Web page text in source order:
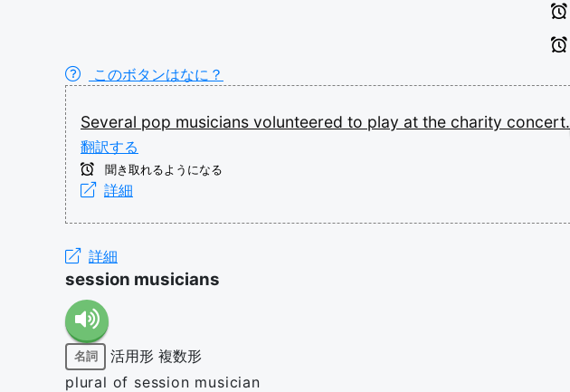
このボタンはなに？
Several pop musicians volunteered to play at the charity concert.
翻訳する
聞き取れるようになる
詳細
詳細
session musicians
名詞 活用形 複数形
plural of session musician